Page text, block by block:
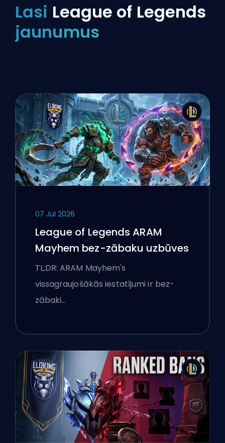
Lasi League of Legends
jaunumus
07 Jul 2026
League of Legends ARAM
Mayhem bez-zābaku uzbūves
TL;DR: ARAM Mayhem's
vissagraujošākās iestatījumi ir bez-
zābaki…